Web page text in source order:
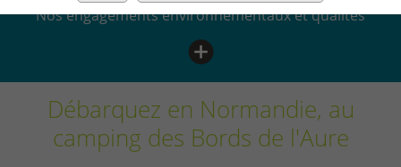
Nos engagements environnementaux et qualités
Débarquez en Normandie, au
camping des Bords de l'Aure